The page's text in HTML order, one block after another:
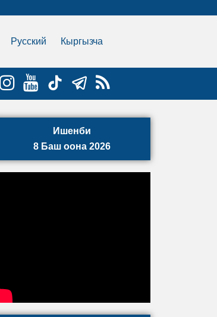
Русский Кыргызча
Ишенби
8 Баш оона 2026